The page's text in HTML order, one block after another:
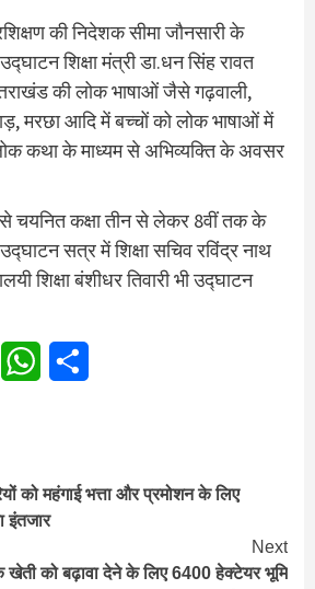
की निदेशक सीमा जौनसारी के
शिक्षा मंत्री डा.धन सिंह रावत
की लोक भाषाओं जैसे गढ़वाली,
मरछा आदि में बच्चों को लोक भाषाओं में
कथा के माध्यम से अभिव्यक्ति के अवसर
चयनित कक्षा तीन से लेकर 8वीं तक के
सत्र में शिक्षा सचिव रविंद्र नाथ
शिक्षा बंशीधर तिवारी भी उद्घाटन
Email WhatsApp
को महंगाई भत्ता और प्रमोशन के लिए
इंतजार
Next
खेती को बढ़ावा देने के लिए 6400 हेक्टेयर भूमि